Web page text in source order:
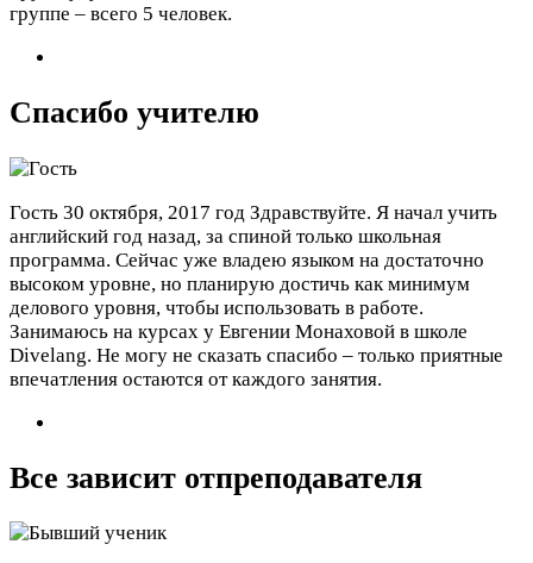
группе – всего 5 человек.
Спасибо учителю
Гость 30 октября, 2017 год Здравствуйте. Я начал учить
английский год назад, за спиной только школьная
программа. Сейчас уже владею языком на достаточно
высоком уровне, но планирую достичь как минимум
делового уровня, чтобы использовать в работе.
Занимаюсь на курсах у Евгении Монаховой в школе
Divelang. Не могу не сказать спасибо – только приятные
впечатления остаются от каждого занятия.
Все зависит отпреподавателя